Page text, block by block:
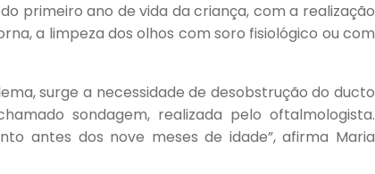
primeiro ano de vida da criança, com a realização
a limpeza dos olhos com soro fisiológico ou com
surge a necessidade de desobstrução do ducto
sondagem, realizada pelo oftalmologista.
antes dos nove meses de idade”, afirma Maria